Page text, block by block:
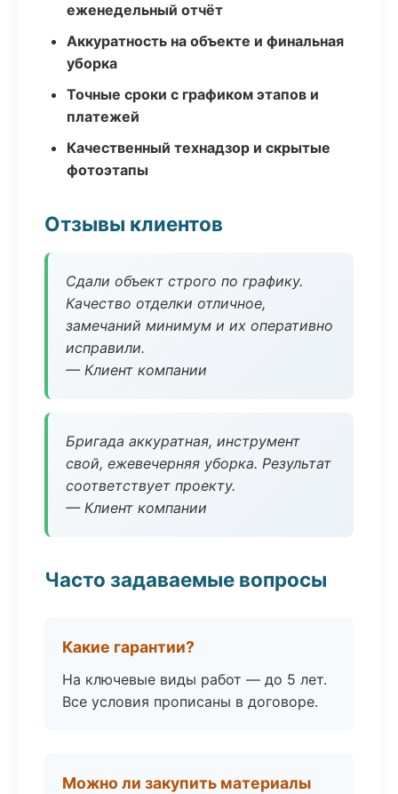
еженедельный отчёт
Аккуратность на объекте и финальная
уборка
Точные сроки с графиком этапов и
платежей
Качественный технадзор и скрытые
фотоэтапы
Отзывы клиентов
Сдали объект строго по графику.
Качество отделки отличное,
замечаний минимум и их оперативно
исправили.
— Клиент компании
Бригада аккуратная, инструмент
свой, ежевечерняя уборка. Результат
соответствует проекту.
— Клиент компании
Часто задаваемые вопросы
Какие гарантии?
На ключевые виды работ — до 5 лет.
Все условия прописаны в договоре.
Можно ли закупить материалы